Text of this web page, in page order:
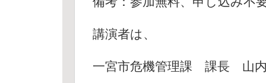
講演者は、
一宮市危機管理課 課長